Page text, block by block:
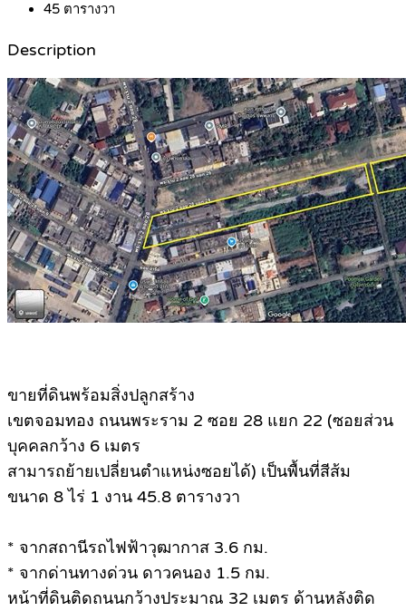
45 ตารางวา
Description
ขายที่ดินพร้อมสิ่งปลูกสร้าง
เขตจอมทอง ถนนพระราม 2 ซอย 28 แยก 22 (ซอยส่วน
บุคคลกว้าง 6 เมตร
สามารถย้ายเปลี่ยนตำแหน่งซอยได้) เป็นพื้นที่สีส้ม
ขนาด 8 ไร่ 1 งาน 45.8 ตารางวา
* จากสถานีรถไฟฟ้าวุฒากาส 3.6 กม.
* จากด่านทางด่วน ดาวคนอง 1.5 กม.
หน้าที่ดินติดถนนกว้างประมาณ 32 เมตร ด้านหลังติด